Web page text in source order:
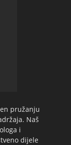
pružanju
Naš
i
dijele